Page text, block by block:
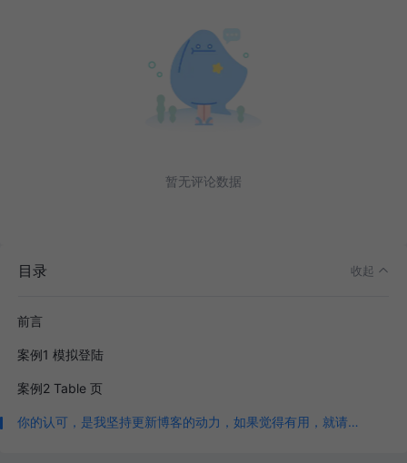
暂无评论数据
目录 收起
前言
案例1 模拟登陆
案例2 Table 页
你的认可，是我坚持更新博客的动力，如果觉得有用，就请点个赞，谢谢